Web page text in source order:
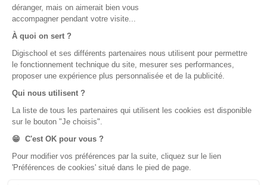
0
Pas de réponse à ton problème ? Poste une
question !